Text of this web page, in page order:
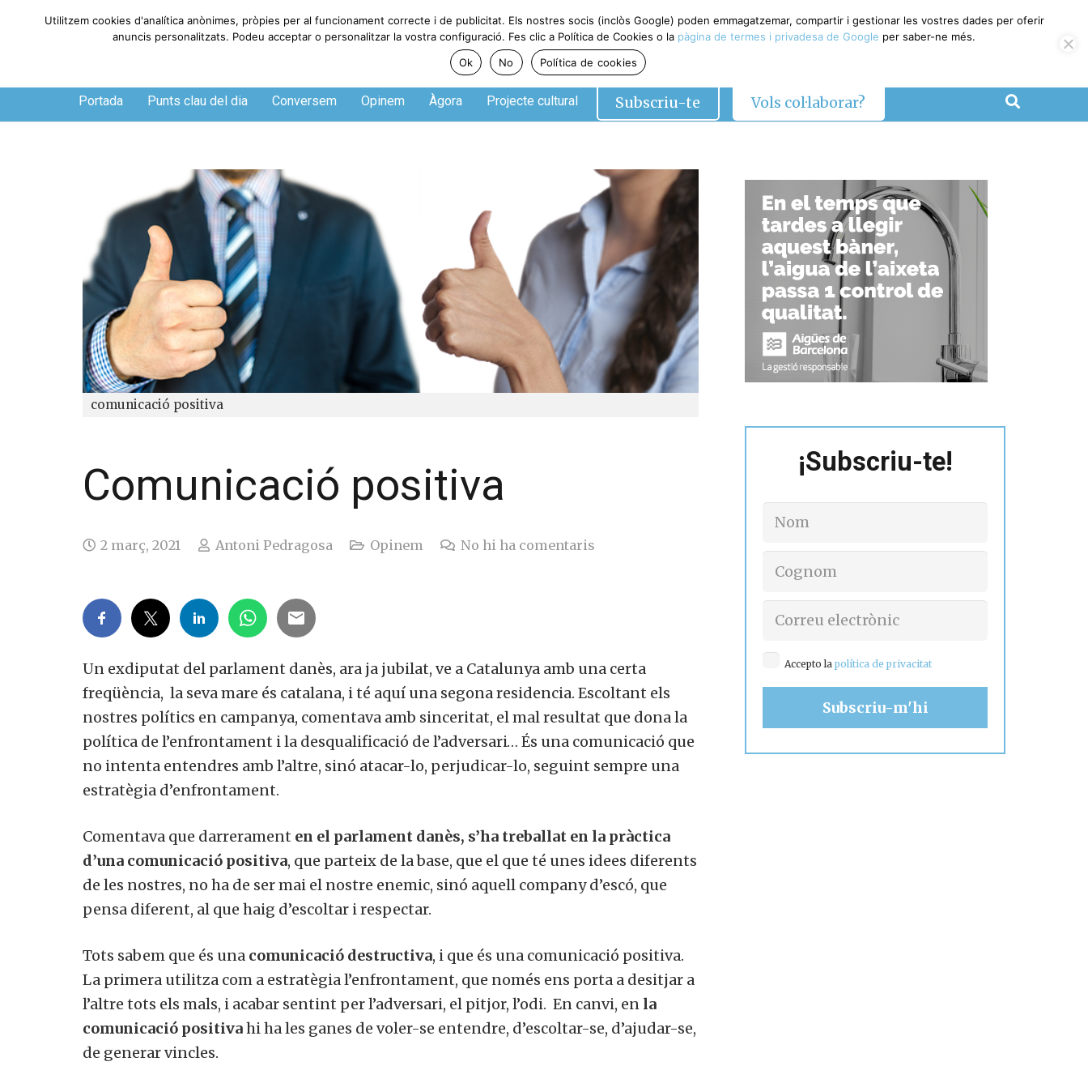
Dissabte, 8 de agosto de 2026
Portada Punts clau del dia Conversem Opinem Àgora Projecte cultural Subscriu-te Vols col·laborar?
comunicació positiva
Comunicació positiva
2 març, 2021 Antoni Pedragosa Opinem No hi ha comentaris
Un exdiputat del parlament danès, ara ja jubilat, ve a Catalunya amb una certa
freqüència, la seva mare és catalana, i té aquí una segona residencia. Escoltant els
nostres polítics en campanya, comentava amb sinceritat, el mal resultat que dona la
política de l’enfrontament i la desqualificació de l’adversari… És una comunicació que
no intenta entendres amb l’altre, sinó atacar-lo, perjudicar-lo, seguint sempre una
estratègia d’enfrontament.
Comentava que darrerament en el parlament danès, s’ha treballat en la pràctica
d’una comunicació positiva, que parteix de la base, que el que té unes idees diferents
de les nostres, no ha de ser mai el nostre enemic, sinó aquell company d’escó, que
pensa diferent, al que haig d’escoltar i respectar.
Tots sabem que és una comunicació destructiva, i que és una comunicació positiva.
La primera utilitza com a estratègia l’enfrontament, que només ens porta a desitjar a
l’altre tots els mals, i acabar sentint per l’adversari, el pitjor, l’odi. En canvi, en la
comunicació positivahi ha les ganes de voler-se entendre, d’escoltar-se, d’ajudar-se,
de generar vincles.
¡Subscriu-te!
Accepto lapolítica de privacitat
Utilitzem cookies d'analítica anònimes, pròpies per al funcionament correcte i de publicitat. Els nostres socis (inclòs Google) poden emmagatzemar, compartir i gestionar les vostres dades per oferir
anuncis personalitzats. Podeu acceptar o personalitzar la vostra configuració. Fes clic a Política de Cookies o la pàgina de termes i privadesa de Google per saber-ne més.
Ok
No Política de cookies